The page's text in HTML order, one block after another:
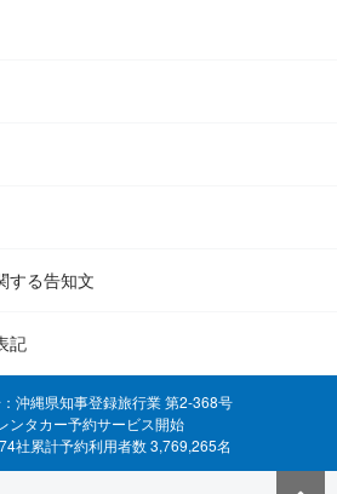
する告知文
記
沖縄県知事登録旅行業 第2-368号
ンタカー予約サービス開始
社累計予約利用者数 3,769,265名